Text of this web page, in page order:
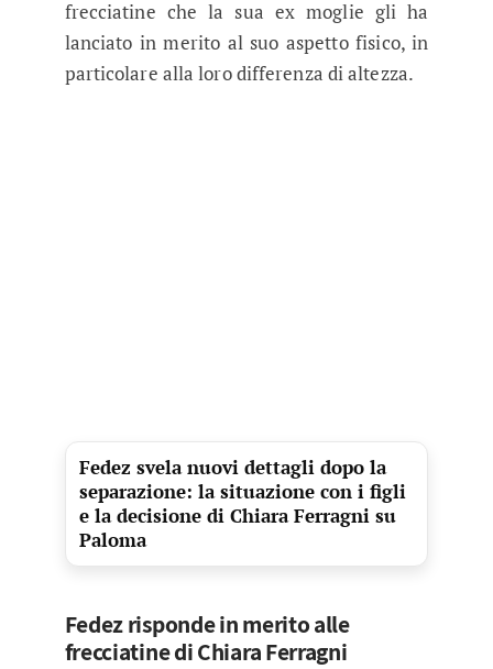
frecciatine che la sua ex moglie gli ha
lanciato in merito al suo aspetto fisico, in
particolare alla loro differenza di altezza.
Fedez svela nuovi dettagli dopo la
separazione: la situazione con i figli
e la decisione di Chiara Ferragni su
Paloma
Fedez risponde in merito alle
frecciatine di Chiara Ferragni